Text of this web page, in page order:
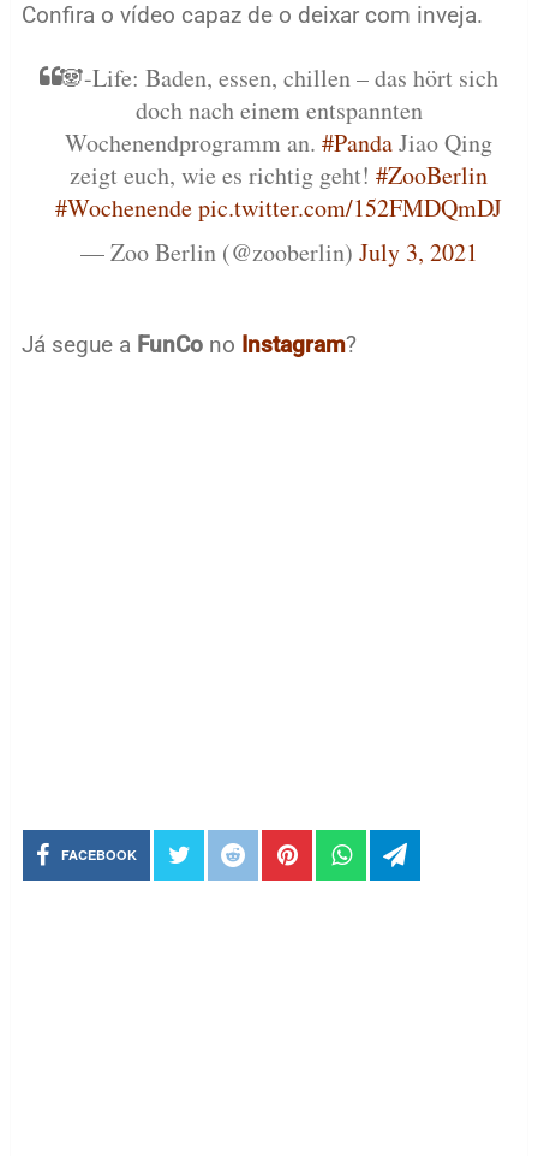
Confira o vídeo capaz de o deixar com inveja.
🐼-Life: Baden, essen, chillen – das hört sich
doch nach einem entspannten
Wochenendprogramm an.#PandaJiao Qing
zeigt euch, wie es richtig geht!#ZooBerlin
#Wochenende pic.twitter.com/152FMDQmDJ
— Zoo Berlin (@zooberlin) July 3, 2021
Já segue a FunCono Instagram?
FACEBOOK